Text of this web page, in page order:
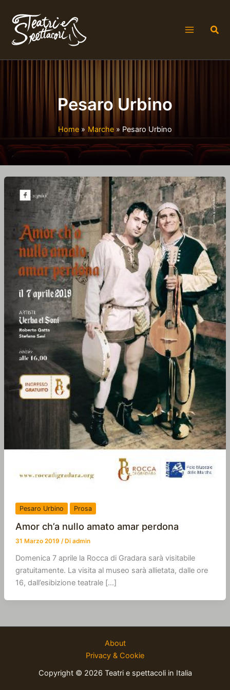
contenuto
Pesaro Urbino
Home Marche Pesaro Urbino
Pesaro Urbino Prosa
Amor ch’a nullo amato amar perdona
31 Marzo 2019 / Di admin
Domenica 7 aprile la Rocca di Gradara sarà visitabile
gratuitamente. La visita al museo sarà allietata, dalle ore
16, dall’esibizione teatrale […]
About
Privacy & Cookie
Copyright © 2026 Teatri e spettacoli in Italia